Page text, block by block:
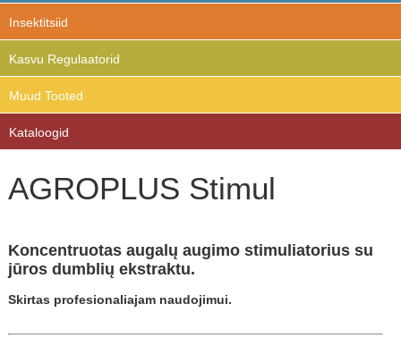
Insektitsiid
Kasvu Regulaatorid
Muud Tooted
Kataloogid
AGROPLUS Stimul
Koncentruotas augalų augimo stimuliatorius su
jūros dumblių ekstraktu.
Skirtas profesionaliajam naudojimui.